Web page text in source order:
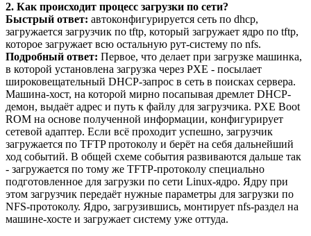
2. Как происходит процесс загрузки по сети?
Быстрый ответ: автоконфигурируется сеть по dhcp,
загружается загрузчик по tftp, который загружает ядро по tftp,
которое загружает всю остальную рут-систему по nfs.
Подробный ответ: Первое, что делает при загрузке машинка,
в которой установлена загрузка через PXE - посылает
широковещательный DHCP-запрос в сеть в поисках сервера.
Машина-хост, на которой мирно посапывая дремлет DHCP-
демон, выдаёт адрес и путь к файлу для загрузчика. PXE Boot
ROM на основе полученной информации, конфигурирует
сетевой адаптер. Если всё проходит успешно, загрузчик
загружается по TFTP протоколу и берёт на себя дальнейший
ход событий. В общей схеме события развиваются дальше так
- загружается по тому же TFTP-протоколу специально
подготовленное для загрузки по сети Linux-ядро. Ядру при
этом загрузчик передаёт нужные параметры для загрузки по
NFS-протоколу. Ядро, загрузившись, монтирует nfs-раздел на
машине-хосте и загружает систему уже оттуда.